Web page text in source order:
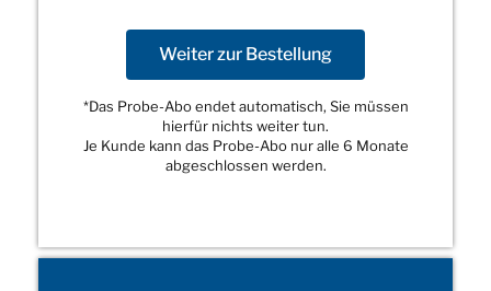
Weiter zur Bestellung
*Das Probe-Abo endet automatisch, Sie müssen
hierfür nichts weiter tun.
Je Kunde kann das Probe-Abo nur alle 6 Monate
abgeschlossen werden.